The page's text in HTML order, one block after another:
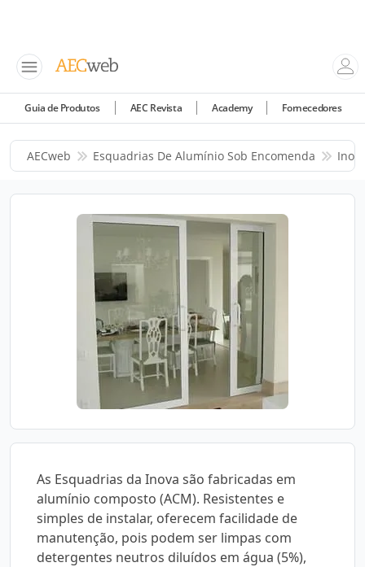
Guia de Produtos AEC Revista Academy Fornecedores
AECweb Esquadrias De Alumínio Sob Encomenda
As Esquadrias da Inova são fabricadas em
alumínio composto (ACM). Resistentes e
simples de instalar, oferecem facilidade de
manutenção, pois podem ser limpas com
detergentes neutros diluídos em água (5%),